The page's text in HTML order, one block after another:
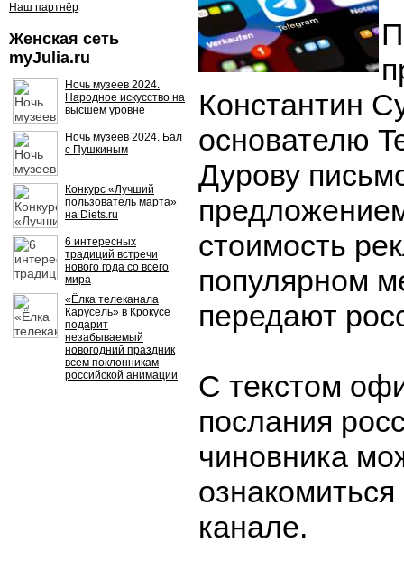
Наш партнёр
Женская сеть
myJulia.ru
Ночь музеев 2024.
Народное искусство на
высшем уровне
Ночь музеев 2024. Бал
с Пушкиным
Конкурс «Лучший
пользователь марта»
на Diets.ru
6 интересных
традиций встречи
нового года со всего
мира
«Ёлка телеканала
Карусель» в Крокусе
подарит
незабываемый
новогодний праздник
всем поклонникам
российской анимации
Константин
основателю
Дурову
стоимость
популярном
передают
С текстом
послания
чиновника
канале.